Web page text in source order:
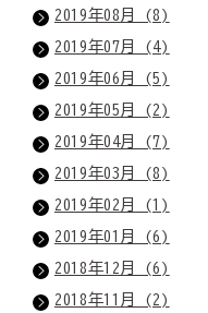
2019年08月 (8)
2019年07月 (4)
2019年06月 (5)
2019年05月 (2)
2019年04月 (7)
2019年03月 (8)
2019年02月 (1)
2019年01月 (6)
2018年12月 (6)
2018年11月 (2)